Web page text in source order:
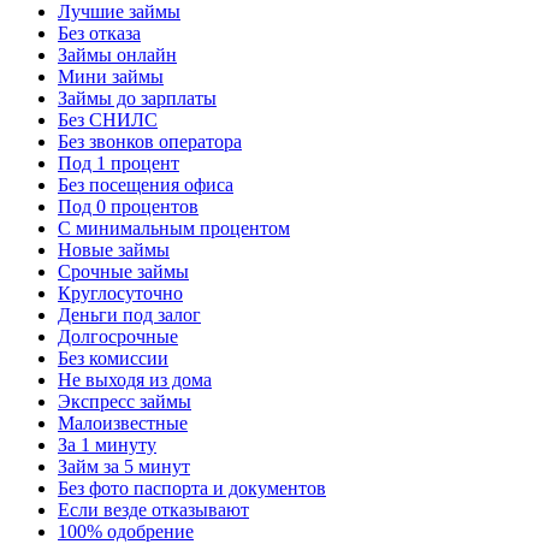
Лучшие займы
Без отказа
Займы онлайн
Мини займы
Займы до зарплаты
Без СНИЛС
Без звонков оператора
Под 1 процент
Без посещения офиса
Под 0 процентов
С минимальным процентом
Новые займы
Срочные займы
Круглосуточно
Деньги под залог
Долгосрочные
Без комиссии
Не выходя из дома
Экспресс займы
Малоизвестные
За 1 минуту
Займ за 5 минут
Без фото паспорта и документов
Если везде отказывают
100% одобрение